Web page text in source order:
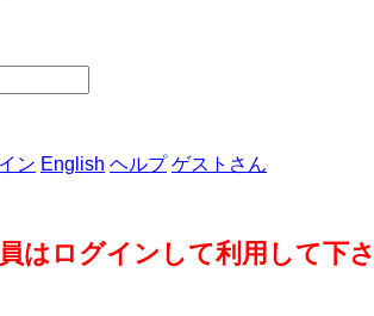
ン English ヘルプ ゲストさん
はログインして利用して下